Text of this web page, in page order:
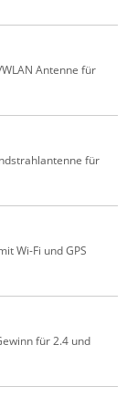
Antenne für
für
Wi-Fi und GPS
für 2.4 und